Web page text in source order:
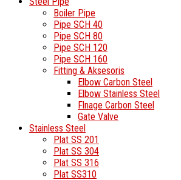
Boiler Pipe
Pipe SCH 40
Pipe SCH 80
Pipe SCH 120
Pipe SCH 160
Fitting & Aksesoris
Elbow Carbon Steel
Elbow Stainless Steel
Flnage Carbon Steel
Gate Valve
Stainless Steel
Plat SS 201
Plat SS 304
Plat SS 316
Plat SS310